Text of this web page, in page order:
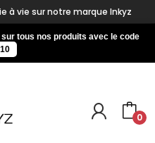
sur notre marque Inkyz
sur tous nos produits avec le code
0